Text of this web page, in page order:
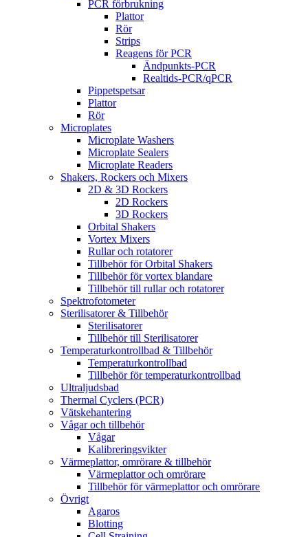
PCR förbrukning
Plattor
Rör
Strips
Reagens för PCR
Ändpunkts-PCR
Realtids-PCR/qPCR
Pippetspetsar
Plattor
Rör
Microplates
Microplate Washers
Microplate Sealers
Microplate Readers
Shakers, Rockers och Mixers
2D & 3D Rockers
2D Rockers
3D Rockers
Orbital Shakers
Vortex Mixers
Rullar och rotatorer
Tillbehör för Orbital Shakers
Tillbehör för vortex blandare
Tillbehör till rullar och rotatorer
Spektrofotometer
Sterilisatorer & Tillbehör
Sterilisatorer
Tillbehör till Sterilisatorer
Temperaturkontrollbad & Tillbehör
Temperaturkontrollbad
Tillbehör för temperaturkontrollbad
Ultraljudsbad
Thermal Cyclers (PCR)
Vätskehantering
Vågar och tillbehör
Vågar
Kalibreringsvikter
Värmeplattor, omrörare & tillbehör
Värmeplattor och omrörare
Tillbehör för värmeplattor och omrörare
Övrigt
Agaros
Blotting